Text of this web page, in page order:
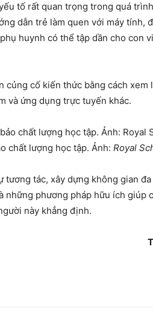
tố rất quan trọng trong quá
dẫn trẻ làm quen với máy tính,
huynh có thể tập dần cho con
củng cố kiến thức bằng cách xem
và ứng dụng trực tuyến khác.
chất lượng học tập. Ảnh: Royal
tác, xây dựng không gian
những phương pháp hữu ích giúp
này khẳng định.